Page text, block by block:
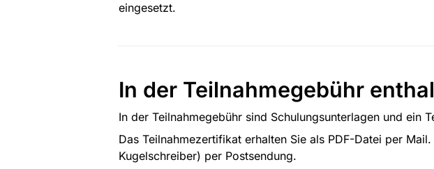
eingesetzt.
In der Teilnahmegebühr
In der Teilnahmegebühr sind Schulungsunterlagen und ein
Das Teilnahmezertifikat erhalten Sie als PDF-Datei per
Kugelschreiber) per Postsendung.